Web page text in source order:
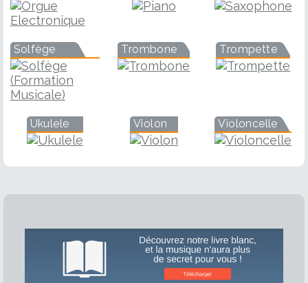
Solfège Trombone Trompette
Ukulele Violon Violoncelle